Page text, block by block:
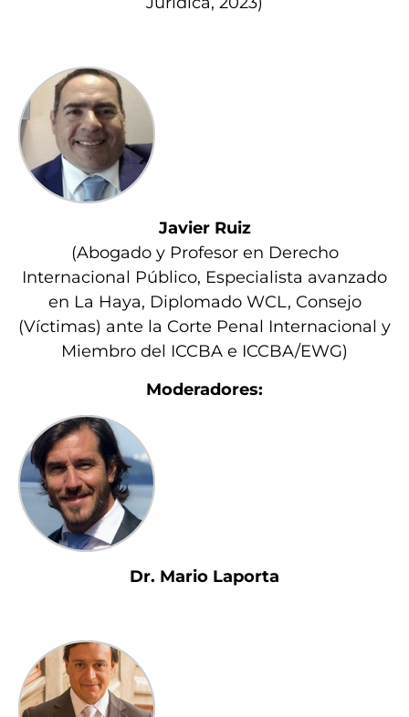
Javier Ruiz
(Abogado y Profesor en Derecho
Internacional Público, Especialista avanzado
en La Haya, Diplomado WCL, Consejo
(Víctimas) ante la Corte Penal Internacional y
Miembro del ICCBA e ICCBA/EWG)
Moderadores:
Dr. Mario Laporta